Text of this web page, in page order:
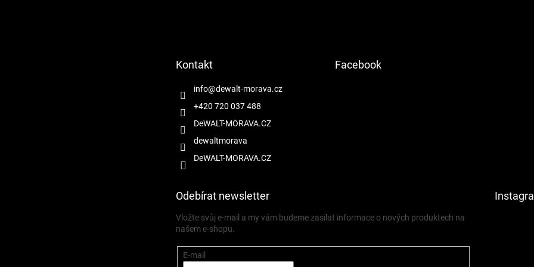
Kontakt
info@dewalt-morava.cz
+420 720 037 488
DeWALT-MORAVA.CZ
dewaltmorava
DeWALT-MORAVA.CZ
Facebook
Odebírat newsletter
Vložte svůj e-mail a my vám budeme zasílat informace o nových produktech na
našem e-shopu.
E-mail